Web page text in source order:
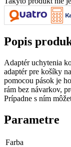
Popis
Adaptér uchytenia
adaptér pre košíky
pomocou pások je
rám bez návarkov,
Prípadne s ním
Parametre
Farba